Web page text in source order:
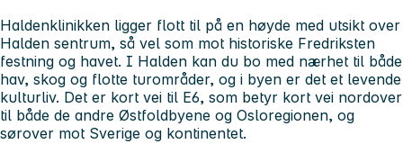
Haldenklinikken ligger flott til på en høyde med utsikt over
Halden sentrum, så vel som mot historiske Fredriksten
festning og havet. I Halden kan du bo med nærhet til både
hav, skog og flotte turområder, og i byen er det et levende
kulturliv. Det er kort vei til E6, som betyr kort vei nordover
til både de andre Østfoldbyene og Osloregionen, og
sørover mot Sverige og kontinentet.